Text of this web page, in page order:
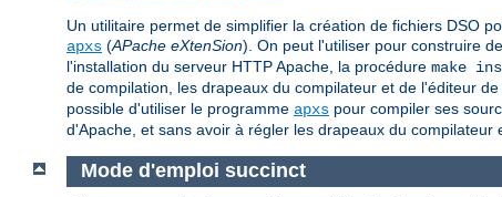
Un utilitaire permet de simplifier la création de fichiers DSO
apxs (APache eXtenSion). On peut l'utiliser pour construire
l'installation du serveur HTTP Apache, la procédure make
de compilation, les drapeaux du compilateur et de l'éditeur
possible d'utiliser le programme apxs pour compiler ses
d'Apache, et sans avoir à régler les drapeaux du compilateur
Mode d'emploi succinct